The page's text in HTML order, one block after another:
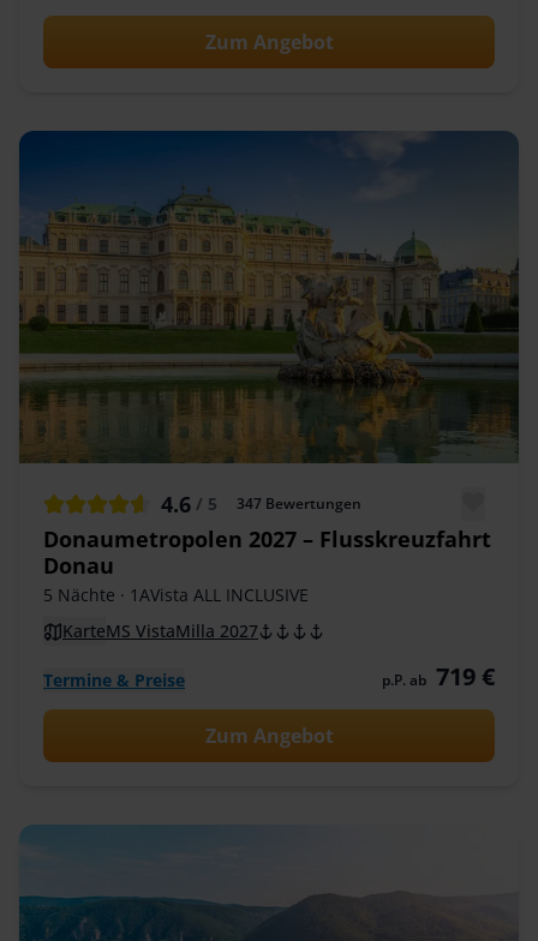
Zum Angebot
4.6 / 5 347 Bewertungen
Donaumetropolen 2027 – Flusskreuzfahrt
Donau
5 Nächte · 1AVista ALL INCLUSIVE
KarteMS VistaMilla 2027
Termine & Preise p.P. ab 719 €
Zum Angebot